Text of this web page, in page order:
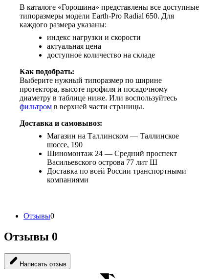
В каталоге «Горошина» представлены все доступные
типоразмеры модели Earth-Pro Radial 650. Для
каждого размера указаны:
индекс нагрузки и скорости
актуальная цена
доступное количество на складе
Как подобрать:
Выберите нужный типоразмер по ширине
протектора, высоте профиля и посадочному
диаметру в таблице ниже. Или воспользуйтесь
фильтром в верхней части страницы.
Доставка и самовывоз:
Магазин на Таллинском — Таллинское
шоссе, 190
Шиномонтаж 24 — Средний проспект
Васильевского острова 77 лит Ш
Доставка по всей России транспортными
компаниями
Отзывы0
Отзывы 0
Написать отзыв